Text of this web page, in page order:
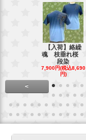
【入荷】絡繰
魂 枝垂れ桜
段染
7,900円(税込8,690
円)
<